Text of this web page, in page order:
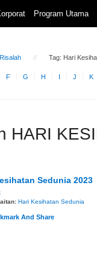
Program Utama
Risalah Tag: Hari
F G H I J K
HARI
Sedunia 2023
Hari Kesihatan Sedunia